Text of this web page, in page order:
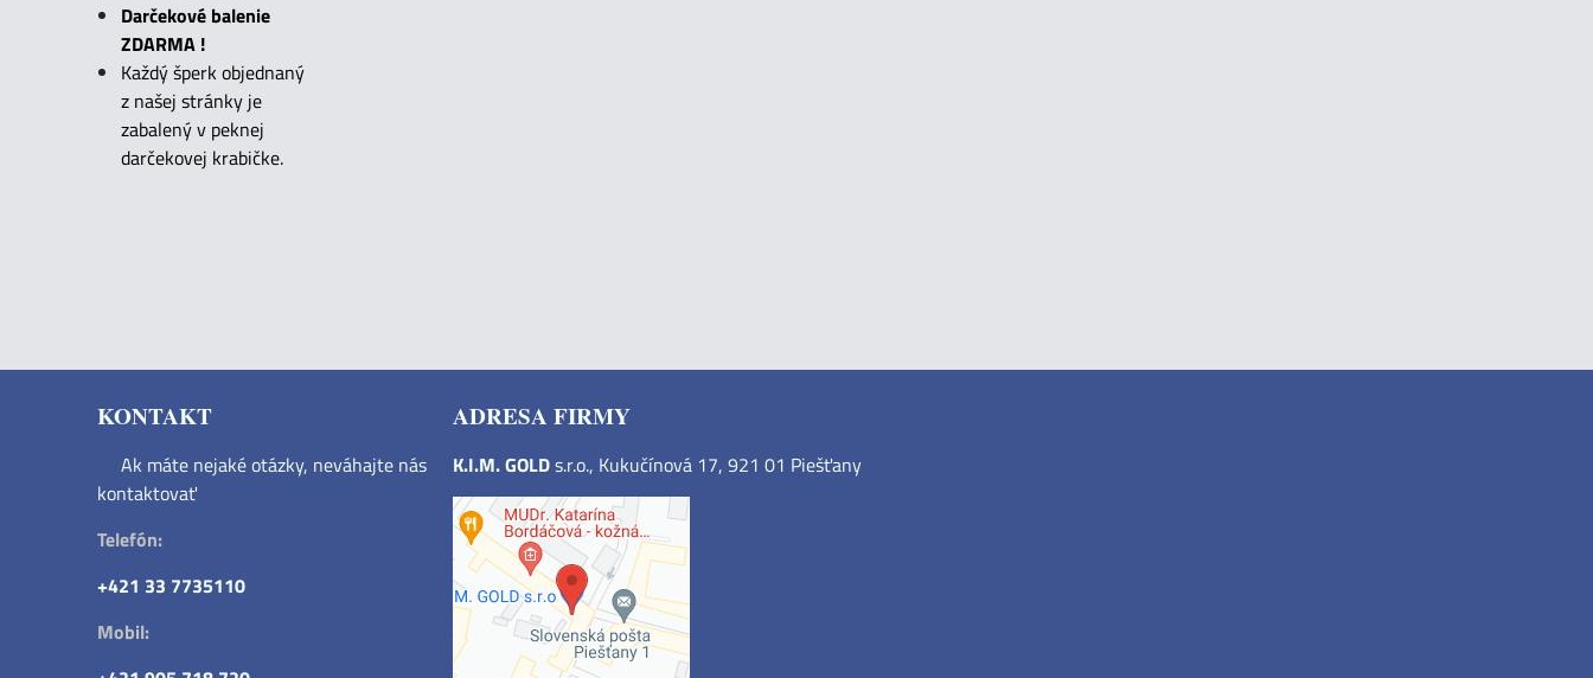
Darčekové balenie
ZDARMA !
Každý šperk objednaný
z našej stránky je
zabalený v peknej
darčekovej krabičke.
KONTAKT
Ak máte nejaké otázky, neváhajte nás
kontaktovať
Telefón:
+421 33 7735110
Mobil:
ADRESA FIRMY
K.I.M. GOLDs.r.o., Kukučínová 17, 921 01 Piešťany